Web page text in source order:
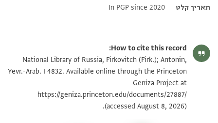
תאריך קלט
In PGP since 2020
How to cite this record:
National Library of Russia, Firkovitch (Firk.); Antonin,
Yevr.-Arab. I 4832. Available online through the Princeton
Geniza Project at
https://geniza.princeton.edu/documents/27887/
(accessed August 8, 2026).